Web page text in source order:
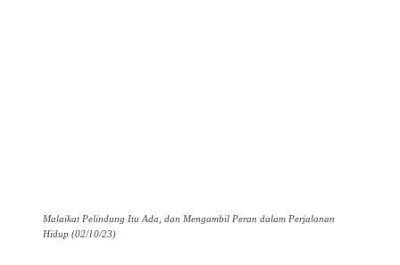
Malaikat Pelindung Itu Ada, dan Mengambil Peran dalam Perjalanan
Hidup (02/10/23)